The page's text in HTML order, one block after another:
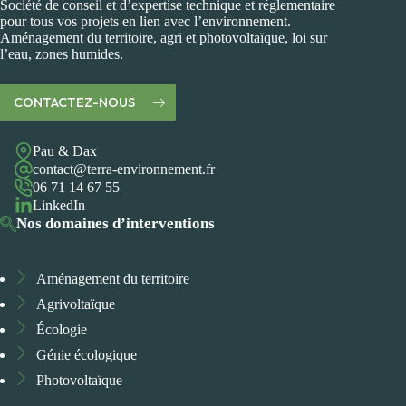
Société de conseil et d’expertise technique et réglementaire
pour tous vos projets en lien avec l’environnement.
Aménagement du territoire, agri et photovoltaïque, loi sur
l’eau, zones humides.
CONTACTEZ-NOUS
Pau & Dax
contact@terra-environnement.fr
06 71 14 67 55
LinkedIn
Nos domaines d’interventions
Aménagement du territoire
Agrivoltaïque
Écologie
Génie écologique
Photovoltaïque